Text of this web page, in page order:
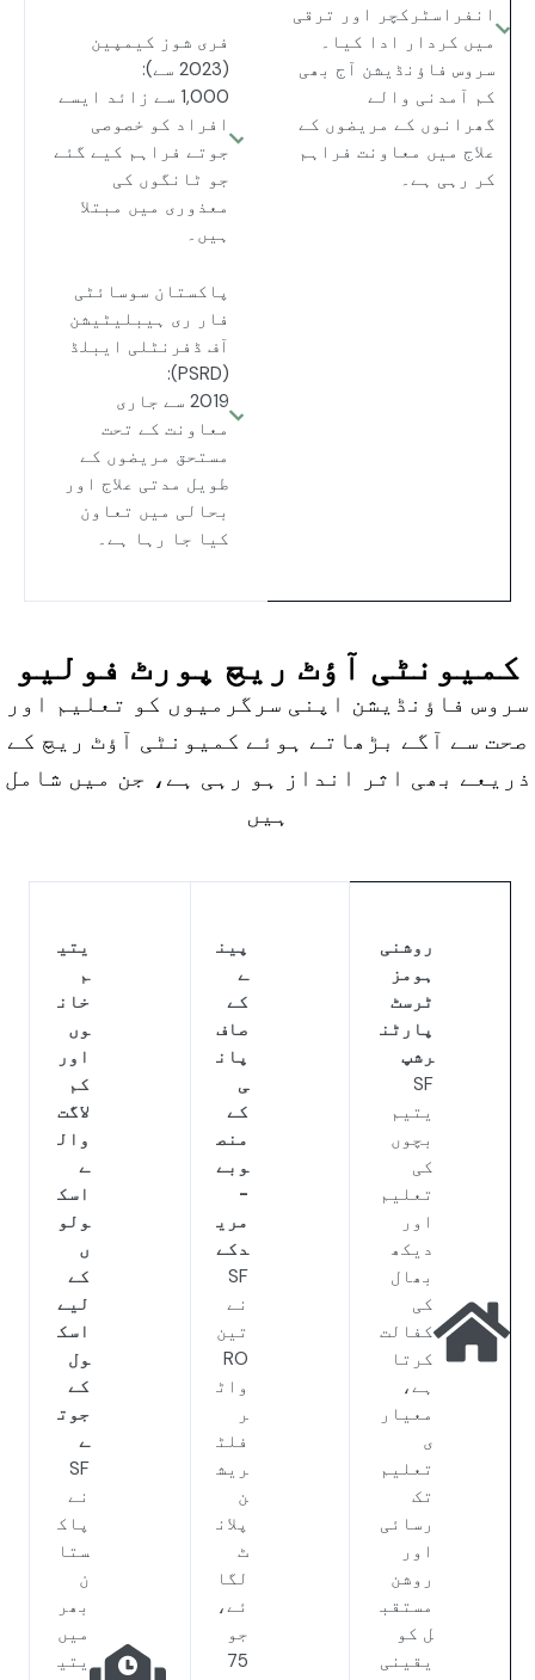
انفراسٹرکچر اور ترقی
میں کردار ادا کیا۔
سروس فاؤنڈیشن آج بھی
کم آمدنی والے
گھرانوں کے مریضوں کے
علاج میں معاونت فراہم
کر رہی ہے۔
فری شوز کیمپین
(2023 سے):
1,000 سے زائد ایسے
افراد کو خصوصی
جوتے فراہم کیے گئے
جو ٹانگوں کی
معذوری میں مبتلا
ہیں۔
پاکستان سوسائٹی
فار ری ہیبلیٹیشن
آف ڈفرنٹلی ایبلڈ
(PSRD):
2019 سے جاری
معاونت کے تحت
مستحق مریضوں کے
طویل مدتی علاج اور
بحالی میں تعاون
کیا جا رہا ہے۔
کمیونٹی آؤٹ ریچ پورٹ فولیو
سروس فاؤنڈیشن اپنی سرگرمیوں کو تعلیم اور
صحت سے آگے بڑھاتے ہوئے کمیونٹی آؤٹ ریچ کے
ذریعے بھی اثر انداز ہو رہی ہے، جن میں شامل
ہیں
روشنی
ہومز
ٹرسٹ
پارٹن
رشپ
SF
یتیم
بچوں
کی
تعلیم
اور
دیکھ
بھال
کی
کفالت
کرتا
ہے،
معیار
ی
تعلیم
تک
رسائی
اور
روشن
مستقب
ل کو
یقینی
پین
ے
کے
صاف
پان
ی
کے
منص
وبے
-
مری
دکے
SF
نے
تین
RO
واٹ
ر
فلٹ
ریش
ن
پلان
ٹ
لگا
ئے،
جو
75
یتی
م
خان
وں
اور
کم
لاگت
وال
ے
اسک
ولو
ں
کے
لیے
اسک
ول
کے
جوت
ے
SF
نے
پاک
ستا
ن
بھر
میں
یتی